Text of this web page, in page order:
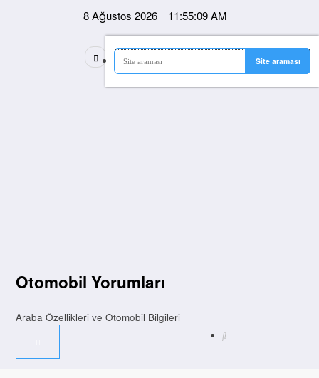
8 Ağustos 2026 11:55:09 AM
Otomobil Yorumları
Araba Özellikleri ve Otomobil Bilgileri